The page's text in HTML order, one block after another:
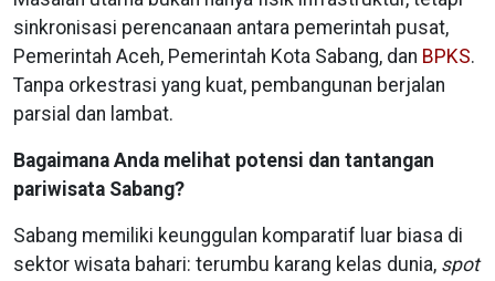
sinkronisasi perencanaan antara pemerintah pusat,
Pemerintah Aceh, Pemerintah Kota Sabang, dan BPKS.
Tanpa orkestrasi yang kuat, pembangunan berjalan
parsial dan lambat.
Bagaimana Anda melihat potensi dan tantangan
pariwisata Sabang?
Sabang memiliki keunggulan komparatif luar biasa di
sektor wisata bahari: terumbu karang kelas dunia, spot